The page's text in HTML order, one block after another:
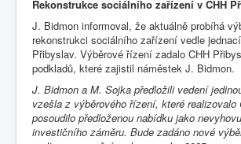
Rekonstrukce sociálního zařízení v CHH
J. Bidmon informoval, že aktuálně probíhá
rekonstrukci sociálního zařízení vedle
Přibyslav. Výběrové řízení zadalo CHH
podkladů, které zajistil náměstek J. Bidmon.
J. Bidmon a M. Sojka předložili vedení
vzešla z výběrového řízení, které realizovalo
posoudilo předloženou nabídku jako
investičního záměru. Bude zadáno nové